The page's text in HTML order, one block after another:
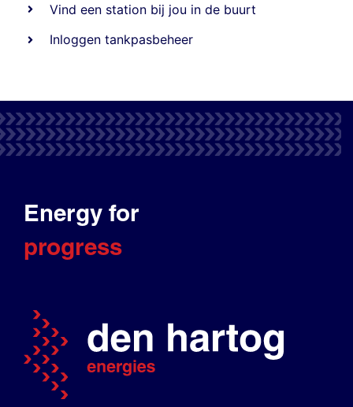
Vind een station bij jou in de buurt
Inloggen tankpasbeheer
Energy for
progress